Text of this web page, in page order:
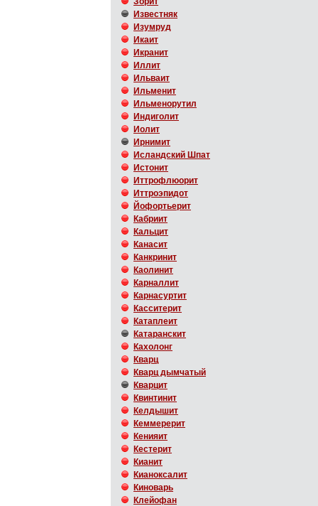
Известняк
Изумруд
Икаит
Икранит
Иллит
Ильваит
Ильменит
Ильменорутил
Индиголит
Иолит
Ирнимит
Исландский Шпат
Истонит
Иттрофлюорит
Иттроэпидот
Йофортьерит
Кабриит
Кальцит
Канасит
Канкринит
Каолинит
Карналлит
Карнасуртит
Касситерит
Катаплеит
Катаранскит
Кахолонг
Кварц
Кварц дымчатый
Кварцит
Квинтинит
Келдышит
Кеммерерит
Кенияит
Кестерит
Кианит
Кианоксалит
Киноварь
Клейофан